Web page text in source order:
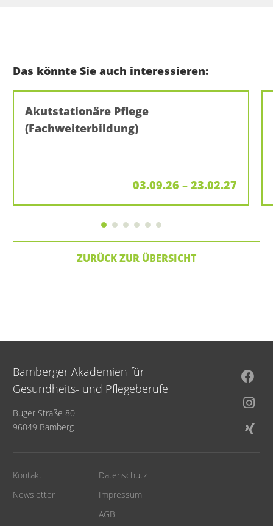
Das könnte Sie auch interessieren:
Akutstationäre Pflege
(Fachweiterbildung)
03.09.26 – 23.02.27
ZURÜCK ZUR ÜBERSICHT
Bamberger Akademien für
Gesundheits- und Pflegeberufe
Buger Straße 80
96049 Bamberg
Kontakt
Newsletter
Datenschutz
Impressum
AGB